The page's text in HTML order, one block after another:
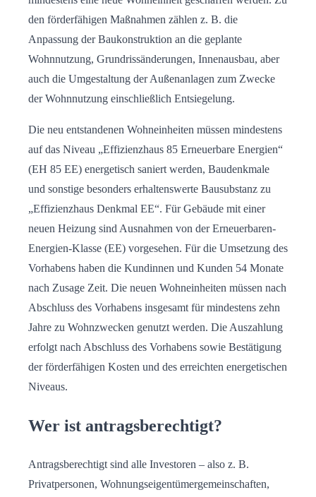
den förderfähigen Maßnahmen zählen z. B. die
Anpassung der Baukonstruktion an die geplante
Wohnnutzung, Grundrissänderungen, Innenausbau, aber
auch die Umgestaltung der Außenanlagen zum Zwecke
der Wohnnutzung einschließlich Entsiegelung.
Die neu entstandenen Wohneinheiten müssen mindestens
auf das Niveau „Effizienzhaus 85 Erneuerbare Energien“
(EH 85 EE) energetisch saniert werden, Baudenkmale
und sonstige besonders erhaltenswerte Bausubstanz zu
„Effizienzhaus Denkmal EE“. Für Gebäude mit einer
neuen Heizung sind Ausnahmen von der Erneuerbaren-
Energien-Klasse (EE) vorgesehen. Für die Umsetzung des
Vorhabens haben die Kundinnen und Kunden 54 Monate
nach Zusage Zeit. Die neuen Wohn­einheiten müssen nach
Abschluss des Vorhabens insgesamt für mindestens zehn
Jahre zu Wohn­­zwecken genutzt werden. Die Auszahlung
erfolgt nach Abschluss des Vorhabens sowie Bestätigung
der förderfähigen Kosten und des erreichten energetischen
Niveaus.
Wer ist antragsberechtigt?
Antragsberechtigt sind alle Investoren – also z. B.
Privatpersonen, Wohnungseigentümergemeinschaften,